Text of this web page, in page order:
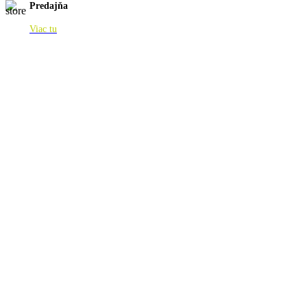
Predajňa
Viac tu